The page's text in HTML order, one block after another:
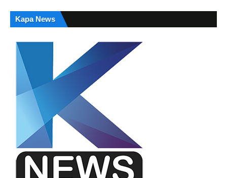
Kapa News